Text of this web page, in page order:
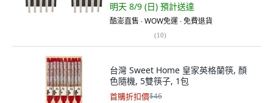
明天 8/9 (日) 預計送達
酷澎直售 ∙ WOW免運 ∙ 免費退貨
(10)
台灣 Sweet Home 皇家英格蘭筷, 顏
色隨機, 5雙筷子, 1包
首購折扣價$46